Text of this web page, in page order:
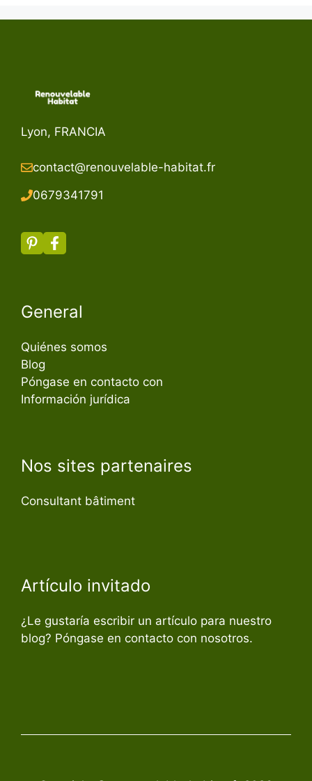
Lyon, FRANCIA
contact@renouvelable-habitat.fr
0679341791
General
Quiénes somos
Blog
Póngase en contacto con
Información jurídica
Nos sites partenaires
Consultant bâtiment
Artículo invitado
¿Le gustaría escribir un artículo para nuestro
blog? Póngase en contacto con nosotros.